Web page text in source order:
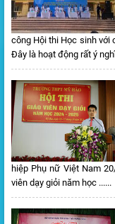
công Hội thi Học sinh với
Đây là hoạt động rất ý
hiệp Phụ nữ Việt Nam
viên dạy giỏi năm học ......